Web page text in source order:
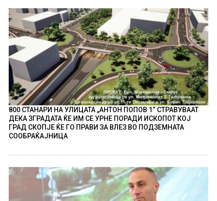
800 СТАНАРИ НА УЛИЦАТА „АНТОН ПОПОВ 1“ СТРАВУВААТ
ДЕКА ЗГРАДАТА ЌЕ ИМ СЕ УРНЕ ПОРАДИ ИСКОПОТ КОЈ
ГРАД СКОПЈЕ ЌЕ ГО ПРАВИ ЗА ВЛЕЗ ВО ПОДЗЕМНАТА
СООБРАЌАЈНИЦА